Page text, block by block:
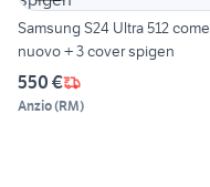
Samsung S24 Ultra 512 come
nuovo + 3 cover spigen
550 €
Anzio(RM)